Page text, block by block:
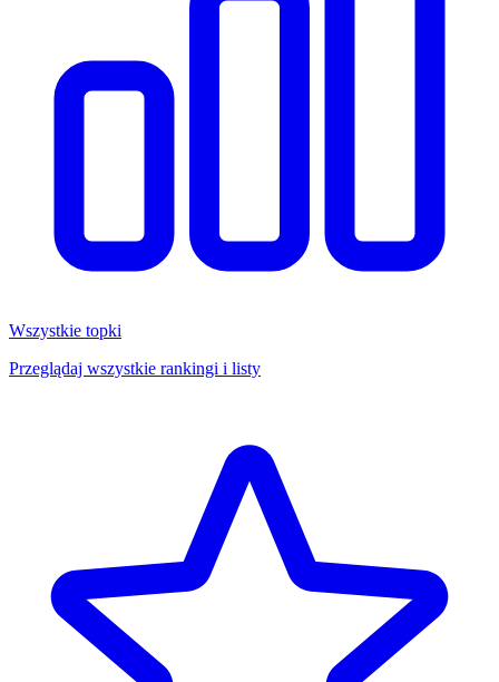
Wszystkie topki
Przeglądaj wszystkie rankingi i listy